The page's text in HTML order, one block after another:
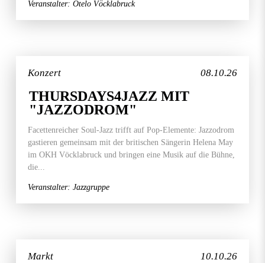
Veranstalter: Otelo Vöcklabruck
08.10.26
Konzert
THURSDAYS4JAZZ MIT
"JAZZODROM"
Facettenreicher Soul-Jazz trifft auf Pop-Elemente: Jazzodrom
gastieren gemeinsam mit der britischen Sängerin Helena May
im OKH Vöcklabruck und bringen eine Musik auf die Bühne,
die...
Veranstalter: Jazzgruppe
10.10.26
Markt